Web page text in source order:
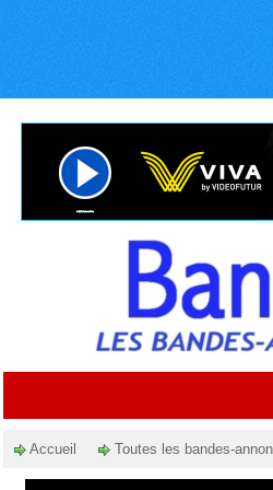
Accueil Toutes les bandes-